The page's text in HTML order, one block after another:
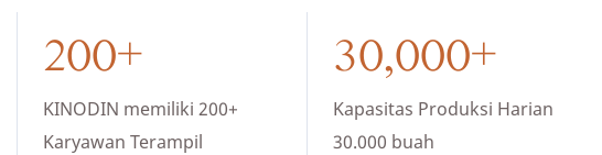
200+
KINODIN memiliki 200+
Karyawan Terampil
30,000+
Kapasitas Produksi Harian
30.000 buah